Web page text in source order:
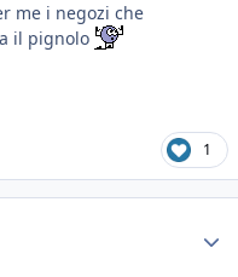
me i negozi che
il pignolo
1